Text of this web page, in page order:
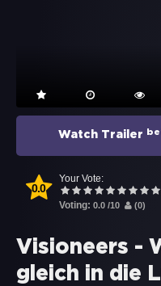
Watch Trailer
0.0
Your Vote:
Voting: 0.0 /10 (0)
Visioneers -
gleich in die